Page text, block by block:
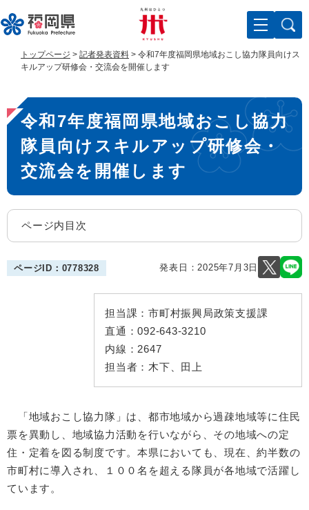
ー
ジ
す
。
ニ
ュ
し
て
トップページ > 記者発表資料 > 令和7年度福岡県地域おこし協力隊員向けス
キルアップ研修会・交流会を開催します
本
文
令和7年度福岡県地域おこし協力
隊員向けスキルアップ研修会・
交流会を開催します
ページ内目次
ページID：0778328 発表日：2025年7月3日
担当課： 市町村振興局政策支援課
直通：092-643-3210
内線： 2647
担当者： 木下、田上
「地域おこし協力隊」は、都市地域から過疎地域等に住民
票を異動し、地域協力活動を行いながら、その地域への定
住・定着を図る制度です。本県においても、現在、約半数の
市町村に導入され、１００名を超える隊員が各地域で活躍し
ています。